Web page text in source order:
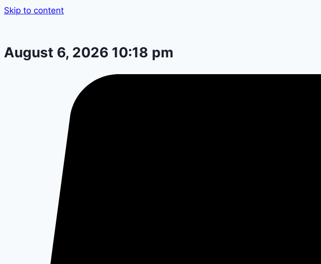
Skip to content
August 6, 2026 10:18 pm